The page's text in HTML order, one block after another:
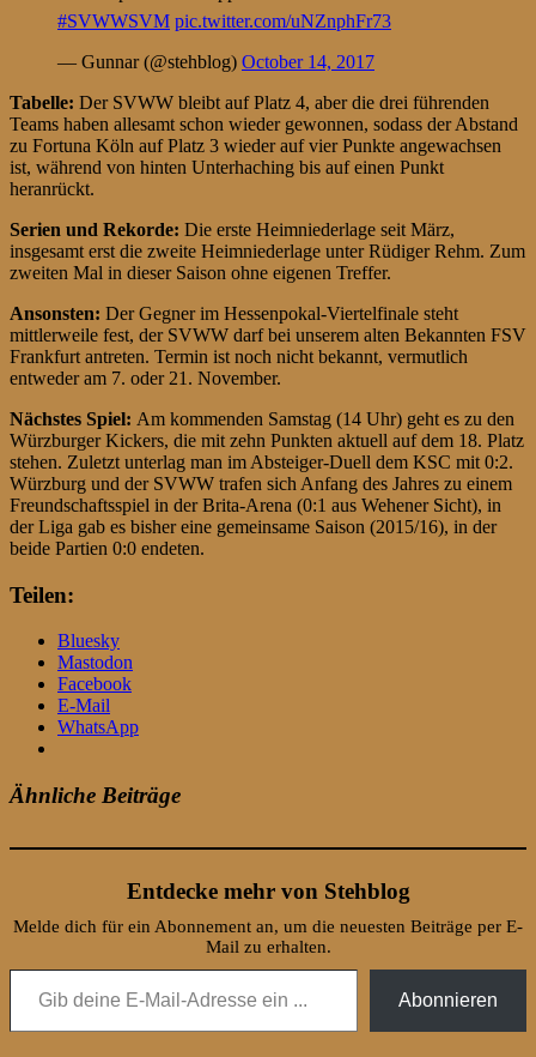
#SVWWSVM pic.twitter.com/uNZnphFr73
— Gunnar (@stehblog) October 14, 2017
Tabelle: Der SVWW bleibt auf Platz 4, aber die drei führenden
Teams haben allesamt schon wieder gewonnen, sodass der Abstand
zu Fortuna Köln auf Platz 3 wieder auf vier Punkte angewachsen
ist, während von hinten Unterhaching bis auf einen Punkt
heranrückt.
Serien und Rekorde: Die erste Heimniederlage seit März,
insgesamt erst die zweite Heimniederlage unter Rüdiger Rehm. Zum
zweiten Mal in dieser Saison ohne eigenen Treffer.
Ansonsten: Der Gegner im Hessenpokal-Viertelfinale steht
mittlerweile fest, der SVWW darf bei unserem alten Bekannten FSV
Frankfurt antreten. Termin ist noch nicht bekannt, vermutlich
entweder am 7. oder 21. November.
Nächstes Spiel: Am kommenden Samstag (14 Uhr) geht es zu den
Würzburger Kickers, die mit zehn Punkten aktuell auf dem 18. Platz
stehen. Zuletzt unterlag man im Absteiger-Duell dem KSC mit 0:2.
Würzburg und der SVWW trafen sich Anfang des Jahres zu einem
Freundschaftsspiel in der Brita-Arena (0:1 aus Wehener Sicht), in
der Liga gab es bisher eine gemeinsame Saison (2015/16), in der
beide Partien 0:0 endeten.
Teilen:
Bluesky
Mastodon
Facebook
E-Mail
WhatsApp
Ähnliche Beiträge
Entdecke mehr von Stehblog
Melde dich für ein Abonnement an, um die neuesten Beiträge per E-
Mail zu erhalten.
Gib deine E-Mail-Adresse ein ...
Abonnieren